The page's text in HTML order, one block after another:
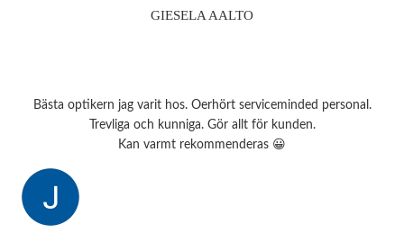
GIESELA AALTO
Bästa optikern jag varit hos. Oerhört serviceminded personal.
Trevliga och kunniga. Gör allt för kunden.
Kan varmt rekommenderas 😀